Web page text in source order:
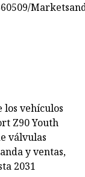
vehículos
Z90 Youth
válvulas
y ventas,
2031